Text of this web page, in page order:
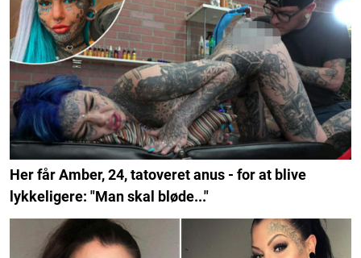
Her får Amber, 24, tatoveret anus - for at blive
lykkeligere: "Man skal bløde..."